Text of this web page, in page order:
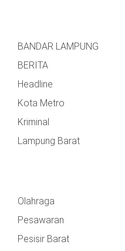
BANDAR LAMPUNG
BERITA
Headline
Kota Metro
Kriminal
Lampung Barat
Olahraga
Pesawaran
Pesisir Barat